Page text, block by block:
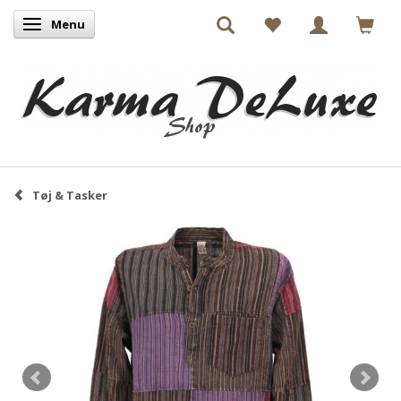
Skifte navigation
Menu
Tøj & Tasker